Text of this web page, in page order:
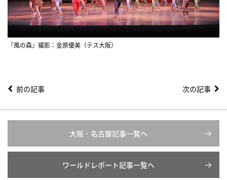
『風の森』撮影：金原優美（テス大阪）
前の記事 次の記事
大阪・名古屋記事一覧へ
ワールドレポート記事一覧へ